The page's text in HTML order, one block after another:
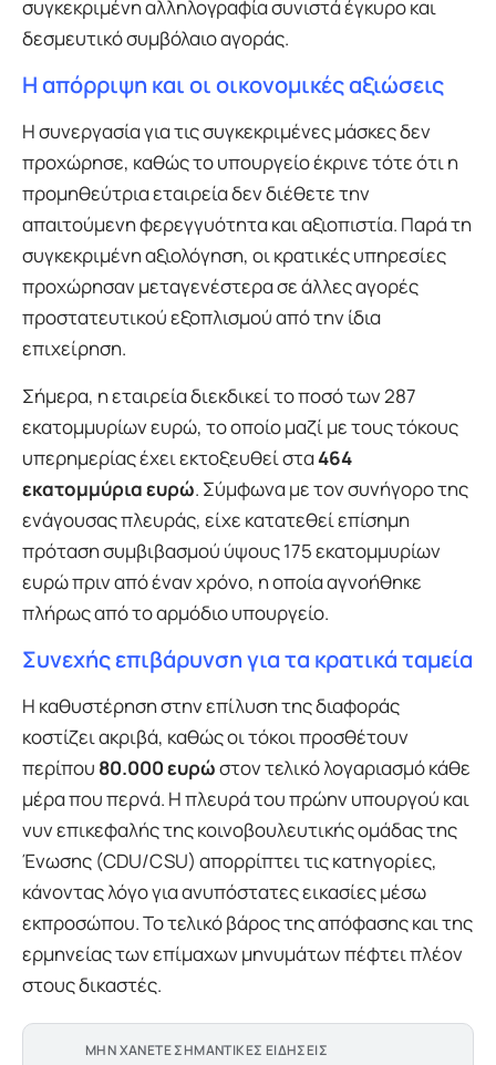
συγκεκριμένη αλληλογραφία συνιστά έγκυρο και
δεσμευτικό συμβόλαιο αγοράς.
Η απόρριψη και οι οικονομικές αξιώσεις
Η συνεργασία για τις συγκεκριμένες μάσκες δεν
προχώρησε, καθώς το υπουργείο έκρινε τότε ότι η
προμηθεύτρια εταιρεία δεν διέθετε την
απαιτούμενη φερεγγυότητα και αξιοπιστία. Παρά τη
συγκεκριμένη αξιολόγηση, οι κρατικές υπηρεσίες
προχώρησαν μεταγενέστερα σε άλλες αγορές
προστατευτικού εξοπλισμού από την ίδια
επιχείρηση.
Σήμερα, η εταιρεία διεκδικεί το ποσό των 287
εκατομμυρίων ευρώ, το οποίο μαζί με τους τόκους
υπερημερίας έχει εκτοξευθεί στα464
εκατομμύρια ευρώ. Σύμφωνα με τον συνήγορο της
ενάγουσας πλευράς, είχε κατατεθεί επίσημη
πρόταση συμβιβασμού ύψους 175 εκατομμυρίων
ευρώ πριν από έναν χρόνο, η οποία αγνοήθηκε
πλήρως από το αρμόδιο υπουργείο.
Συνεχής επιβάρυνση για τα κρατικά ταμεία
Η καθυστέρηση στην επίλυση της διαφοράς
κοστίζει ακριβά, καθώς οι τόκοι προσθέτουν
περίπου 80.000 ευρώστον τελικό λογαριασμό κάθε
μέρα που περνά. Η πλευρά του πρώην υπουργού και
νυν επικεφαλής της κοινοβουλευτικής ομάδας της
Ένωσης (CDU/CSU) απορρίπτει τις κατηγορίες,
κάνοντας λόγο για ανυπόστατες εικασίες μέσω
εκπροσώπου. Το τελικό βάρος της απόφασης και της
ερμηνείας των επίμαχων μηνυμάτων πέφτει πλέον
στους δικαστές.
ΜΗΝ ΧΑΝΕΤΕ ΣΗΜΑΝΤΙΚΕΣ ΕΙΔΗΣΕΙΣ